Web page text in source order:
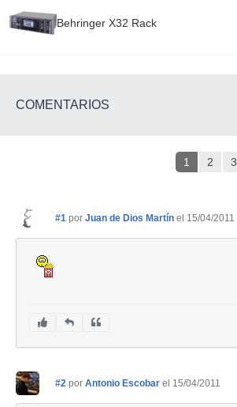
Behringer X32 Rack
COMENTARIOS
1 2 3
#1 por Juan de Dios Martín el 15/04/2011
#2 por Antonio Escobar el 15/04/2011